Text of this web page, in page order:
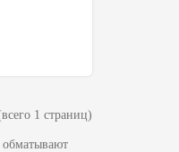
1 страниц)